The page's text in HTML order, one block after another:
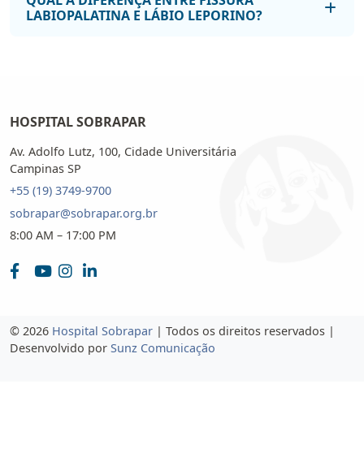
LABIOPALATINA E LÁBIO LEPORINO?
HOSPITAL SOBRAPAR
Av. Adolfo Lutz, 100, Cidade Universitária
Campinas SP
+55 (19) 3749-9700
sobrapar@sobrapar.org.br
8:00 AM – 17:00 PM
© 2026 Hospital Sobrapar | Todos os direitos reservados |
Desenvolvido por Sunz Comunicação